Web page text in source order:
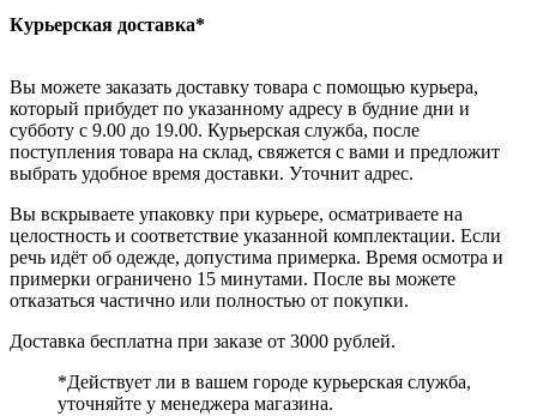
Курьерская доставка*
Вы можете заказать доставку товара с помощью курьера,
который прибудет по указанному адресу в будние дни и
субботу с 9.00 до 19.00. Курьерская служба, после
поступления товара на склад, свяжется с вами и предложит
выбрать удобное время доставки. Уточнит адрес.
Вы вскрываете упаковку при курьере, осматриваете на
целостность и соответствие указанной комплектации. Если
речь идёт об одежде, допустима примерка. Время осмотра и
примерки ограничено 15 минутами. После вы можете
отказаться частично или полностью от покупки.
Доставка бесплатна при заказе от 3000 рублей.
*Действует ли в вашем городе курьерская служба,
уточняйте у менеджера магазина.